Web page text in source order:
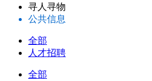
寻人寻物
公共信息
全部
人才招聘
全部